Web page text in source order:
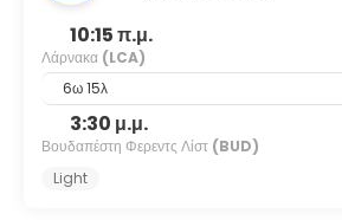
10:15 π.μ.
Λάρνακα (LCA)
6ω 15λ
3:30 μ.μ.
Βουδαπέστη Φερεντς Λίστ (BUD)
Light